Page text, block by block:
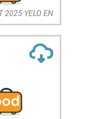
2025 YELO EN